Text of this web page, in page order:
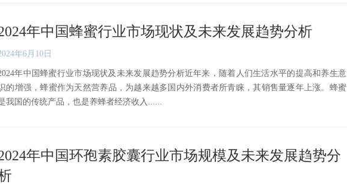
年中国蜂蜜行业市场现状及未来发展趋势分析
年6月10日
年中国蜂蜜行业市场现状及未来发展趋势分析近年来，随着人们生活水平的提高和养生意
的增强，蜂蜜作为天然营养品，为越来越多国内外消费者所青睐，其销售量逐年上涨。蜂蜜
我国的传统产品，也是养蜂者经济收入......
年中国环孢素胶囊行业市场规模及未来发展趋势分